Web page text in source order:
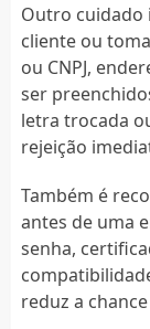
Outro cuidado
cliente ou
ou CNPJ,
ser
letra trocada
rejeição
Também é
antes de uma
senha,
reduz a